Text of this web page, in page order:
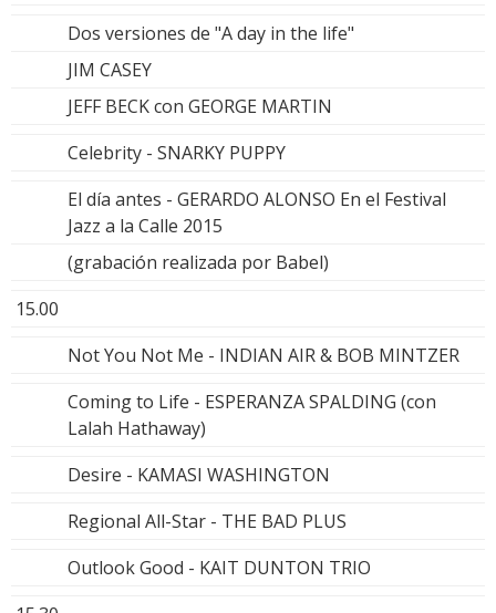
Dos versiones de "A day in the life"
JIM CASEY
JEFF BECK con GEORGE MARTIN
Celebrity - SNARKY PUPPY
El día antes - GERARDO ALONSO En el Festival
Jazz a la Calle 2015
(grabación realizada por Babel)
15.00
Not You Not Me - INDIAN AIR & BOB MINTZER
Coming to Life - ESPERANZA SPALDING (con
Lalah Hathaway)
Desire - KAMASI WASHINGTON
Regional All-Star - THE BAD PLUS
Outlook Good - KAIT DUNTON TRIO